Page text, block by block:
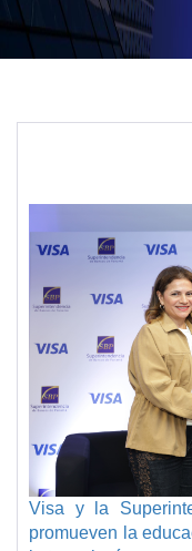
Visa y la
promueven la